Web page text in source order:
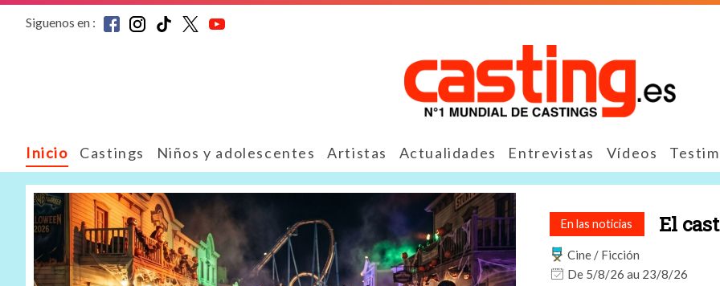
Siguenos en :
Inicio Castings Niños y adolescentes Artistas Actualidades Entrevistas Vídeos
En las noticias El
Cine / Ficción
De 5/8/26 au 23/8/26